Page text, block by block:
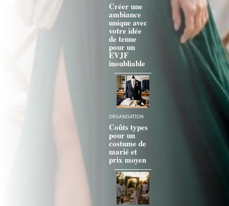
Créer une
ambiance
unique avec
votre idée
de tenue
pour un
EVJF
inoubliable
ORGANISATION
Coûts types
pour un
costume de
marié et
prix moyen